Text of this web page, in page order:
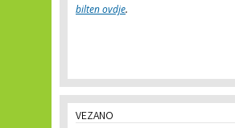
bilten ovdje.
VEZANO